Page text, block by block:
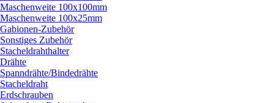
Maschenweite 100x100mm
Maschenweite 100x25mm
Gabionen-Zubehör
Sonstiges Zubehör
Stacheldrahthalter
Drähte
Spanndrähte/Bindedrähte
Stacheldraht
Erdschrauben